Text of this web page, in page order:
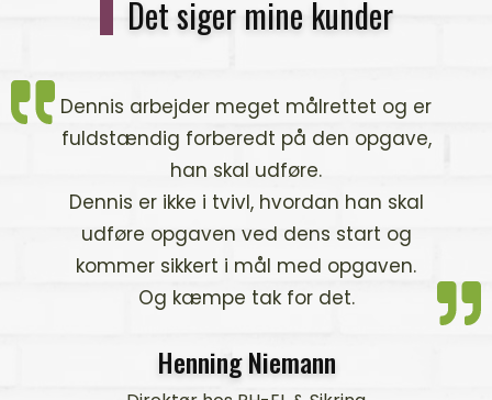
Det siger mine kunder
er
Vi i ACO Nordic A/S har haft
fornøjelsen af at arbejde
med Dennis i forbindelse med en
messen i Odense.
Vi hyrede Dennis til at male med
Airbrush på et skilt til standen,
kasketter til udlevering til vores